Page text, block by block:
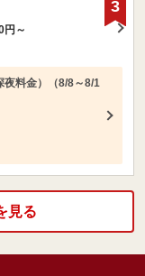
円～
夜料金）（8/8～8/1
3
見る